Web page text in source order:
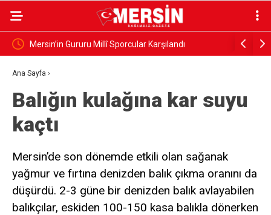
Mersin’in Gururu Millî Sporcular Karşılandı Mersinli
Ana Sayfa ›
Balığın kulağına kar suyu
kaçtı
Mersin’de son dönemde etkili olan sağanak
yağmur ve fırtına denizden balık çıkma oranını da
düşürdü. 2-3 güne bir denizden balık avlayabilen
balıkçılar, eskiden 100-150 kasa balıkla dönerken